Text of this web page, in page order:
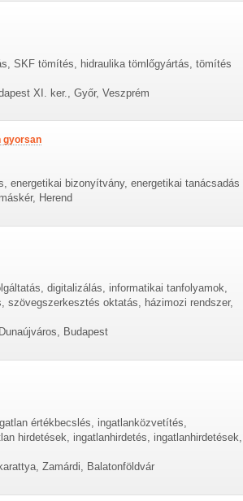
SKF tömítés, hidraulika tömlőgyártás, tömítés
XI. ker., Győr, Veszprém
gyorsan
energetikai bizonyítvány, energetikai tanácsadás
Herend
digitalizálás, informatikai tanfolyamok,
szövegszerkesztés oktatás, házimozi rendszer,
Budapest
értékbecslés, ingatlanközvetítés,
hirdetések, ingatlanhirdetés, ingatlanhirdetések,
Zamárdi, Balatonföldvár